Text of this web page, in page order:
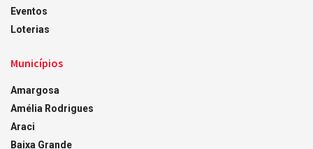
Eventos
Loterias
Municípios
Amargosa
Amélia Rodrigues
Araci
Baixa Grande